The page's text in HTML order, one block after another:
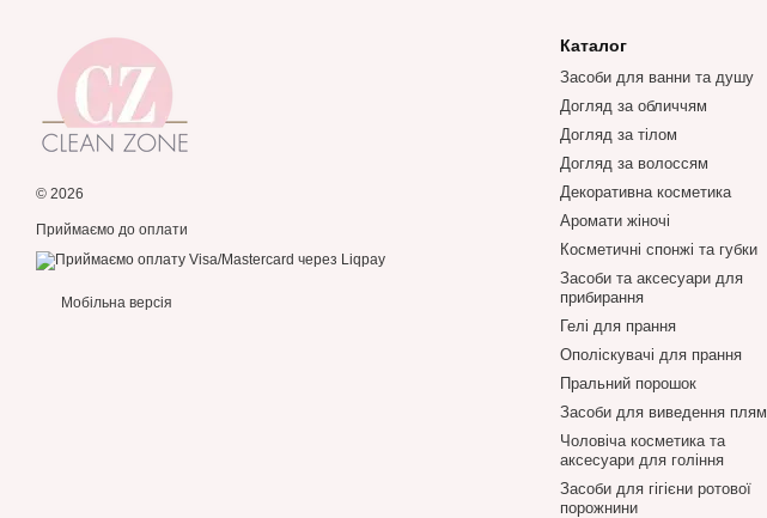
© 2026
Приймаємо до оплати
Мобільна версія
Каталог
Засоби для ванни та душу
Догляд за обличчям
Догляд за тілом
Догляд за волоссям
Декоративна косметика
Аромати жіночі
Косметичні спонжі та губки
Засоби та аксесуари для
прибирання
Гелі для прання
Ополіскувачі для прання
Пральний порошок
Засоби для виведення плям
Чоловіча косметика та
аксесуари для гоління
Засоби для гігієни ротової
порожнини